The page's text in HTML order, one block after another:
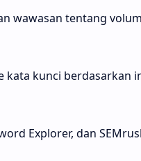
wawasan tentang
kata kunci berdasarkan
Explorer, dan